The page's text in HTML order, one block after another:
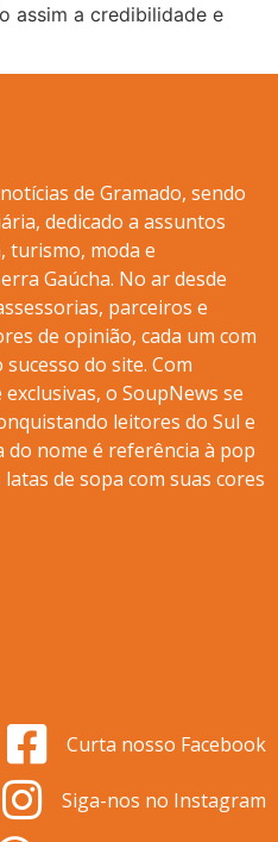
assim a credibilidade e
de Gramado, sendo
dedicado a assuntos
turismo, moda e
Gaúcha. No ar desde
parceiros e
de opinião, cada um com
do site. Com
o SoupNews se
leitores do Sul e
do nome é referência à pop
de sopa com suas cores
Curta nosso Facebook
Siga-nos no Instagram